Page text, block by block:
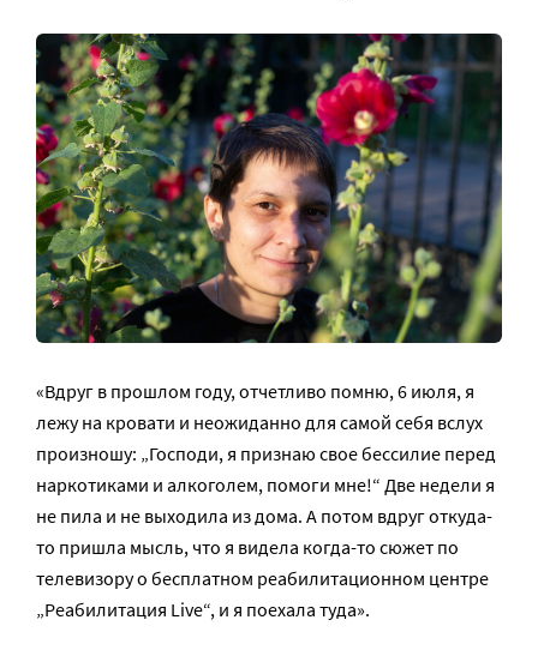
«Вдруг в прошлом году, отчетливо помню, 6 июля, я
лежу на кровати и неожиданно для самой себя вслух
произношу: „Господи, я признаю свое бессилие перед
наркотиками и алкоголем, помоги мне!“ Две недели я
не пила и не выходила из дома. А потом вдруг откуда-
то пришла мысль, что я видела когда-то сюжет по
телевизору о бесплатном реабилитационном центре
„Реабилитация Live“, и я поехала туда».